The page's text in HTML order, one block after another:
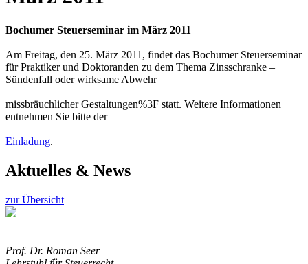
Bochumer Steuerseminar im März 2011
Am Freitag, den 25. März 2011, findet das Bochumer Steuerseminar
für Praktiker und Doktoranden zu dem Thema Zinsschranke –
Sündenfall oder wirksame Abwehr
missbräuchlicher Gestaltungen%3F statt. Weitere Informationen
entnehmen Sie bitte der
Einladung.
Aktuelles & News
zur Übersicht
Prof. Dr. Roman Seer